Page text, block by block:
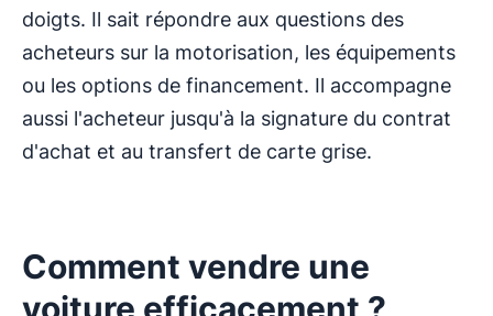
doigts. Il sait répondre aux questions des
acheteurs sur la motorisation, les équipements
ou les options de financement. Il accompagne
aussi l'acheteur jusqu'à la signature du contrat
d'achat et au transfert de carte grise.
Comment vendre une